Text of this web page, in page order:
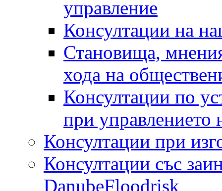
управление
Консултации на
Становища,
хода на
Консултации по
при управлението
Консултации при
Консултации със
DanubeFloodrisk